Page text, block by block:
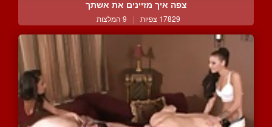
צפה איך מזיינים את אשתך
17829 צפיות | 9 המלצות